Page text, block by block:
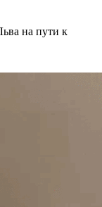
на пути к